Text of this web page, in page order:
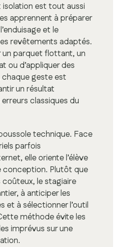
est tout aussi
apprennent à préparer
et le
revêtements adaptés.
un parquet flottant, un
ou d’appliquer des
geste est
un résultat
classiques du
technique. Face
parfois
elle oriente l’élève
conception. Plutôt que
coûteux, le stagiaire
à anticiper les
à sélectionner l’outil
méthode évite les
imprévus sur une